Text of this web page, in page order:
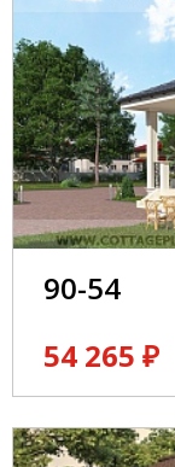
90-54
54 265 ₽